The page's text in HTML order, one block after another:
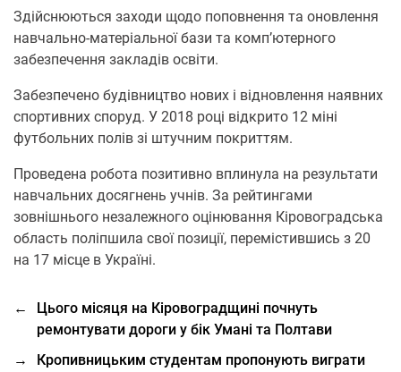
Здійснюються заходи щодо поповнення та оновлення
навчально-матеріальної бази та комп’ютерного
забезпечення закладів освіти.
Забезпечено будівництво нових і відновлення наявних
спортивних споруд. У 2018 році відкрито 12 міні
футбольних полів зі штучним покриттям.
Проведена робота позитивно вплинула на результати
навчальних досягнень учнів. За рейтингами
зовнішнього незалежного оцінювання Кіровоградська
область поліпшила свої позиції, перемістившись з 20
на 17 місце в Україні.
←
Цього місяця на Кіровоградщині почнуть
ремонтувати дороги у бік Умані та Полтави
→
Кропивницьким студентам пропонують виграти